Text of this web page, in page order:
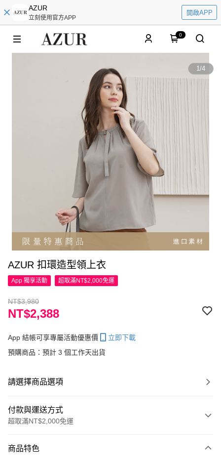
AZUR
立刻使用官方APP
開啟APP
0
1/4
AZUR 扣環造型領上衣
App 獨享活動 超取滿NT$2,000免運
NT$3,980
NT$2,388
App 結帳可享專屬活動優惠價
立即下載
預購商品：預計 3 個工作天出貨
請選擇商品選項
付款與運送方式
超取滿NT$2,000免運
信用卡一次付款
商品特色